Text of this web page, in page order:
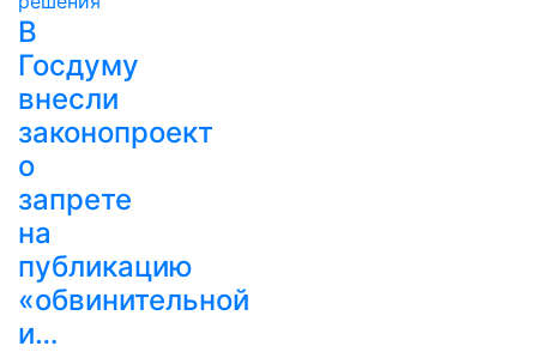
В
Госдуму
внесли
законопроект
о
запрете
на
публикацию
«обвинительной
и…